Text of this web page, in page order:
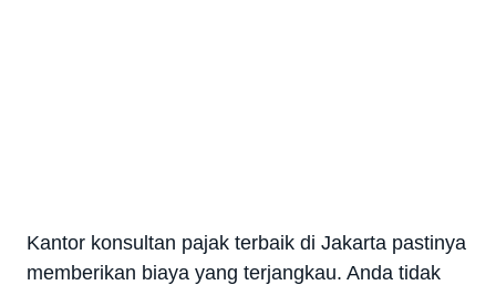
Kantor konsultan pajak terbaik di Jakarta pastinya
memberikan biaya yang terjangkau. Anda tidak